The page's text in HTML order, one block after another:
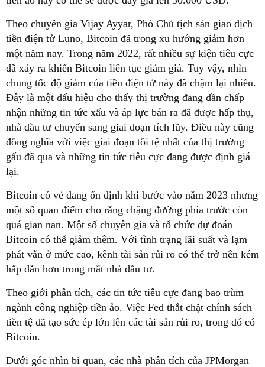
Theo chuyên gia Vijay Ayyar, Phó Chủ tịch sàn giao dịch
tiền điện tử Luno, Bitcoin đã trong xu hướng giảm hơn
một năm nay. Trong năm 2022, rất nhiều sự kiện tiêu cực
đã xảy ra khiến Bitcoin liên tục giảm giá. Tuy vậy, nhìn
chung tốc độ giảm của tiền điện tử này đã chậm lại nhiều.
Đây là một dấu hiệu cho thấy thị trường đang dần chấp
nhận những tin tức xấu và áp lực bán ra đã được hấp thụ,
nhà đầu tư chuyển sang giai đoạn tích lũy. Điều này cũng
đồng nghĩa với việc giai đoạn tồi tệ nhất của thị trường
gấu đã qua và những tin tức tiêu cực đang được định giá
lại.
Bitcoin có vẻ đang ổn định khi bước vào năm 2023 nhưng
một số quan điểm cho rằng chặng đường phía trước còn
quá gian nan. Một số chuyên gia và tổ chức dự đoán
Bitcoin có thể giảm thêm. Với tình trạng lãi suất và lạm
phát vẫn ở mức cao, kênh tài sản rủi ro có thể trở nên kém
hấp dẫn hơn trong mắt nhà đầu tư.
Theo giới phân tích, các tin tức tiêu cực đang bao trùm
ngành công nghiệp tiền ảo. Việc Fed thắt chặt chính sách
tiền tệ đã tạo sức ép lớn lên các tài sản rủi ro, trong đó có
Bitcoin.
Dưới góc nhìn bi quan, các nhà phân tích của JPMorgan